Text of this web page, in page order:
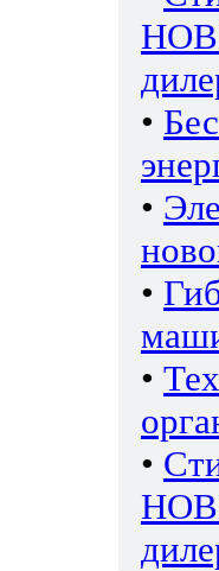
•
•
•
•
•